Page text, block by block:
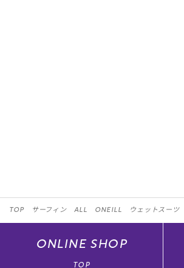
TOP サーフィン ALL ONEILL ウェットスーツ
ONLINE SHOP
TOP